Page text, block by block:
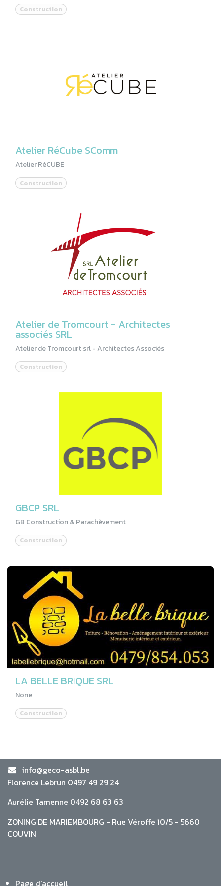
Construction
Atelier RéCube SComm
Atelier RéCUBE
Construction
Atelier de Tromcourt - Architectes
associés SRL
Atelier de Tromcourt srl - Architectes Associés
Construction
GBCP SRL
GB Construction & Parachèvement
Construction
LA BELLE BRIQUE SRL
None
Construction
info@geco-asbl.be
Florence Lebrun 0497 49 29 24
Aurélie Tamenne 0492 68 63 63
ZONING DE MARIEMBOURG - Rue Véroffe 10/5 - 5660
COUVIN
Page d'accueil